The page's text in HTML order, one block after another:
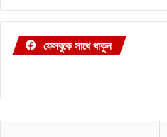
ফেসবুকে সাথে থাকুন